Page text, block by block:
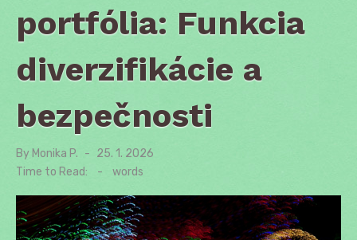
portfólia: Funkcia
diverzifikácie a
bezpečnosti
By Monika P.
Posted
25. 1. 2026
Time to Read:
- words